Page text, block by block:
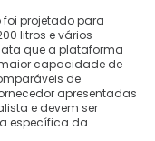
foi projetado para
litros e vários
que a plataforma
maior capacidade de
​​de
apresentadas
e devem ser
específica da